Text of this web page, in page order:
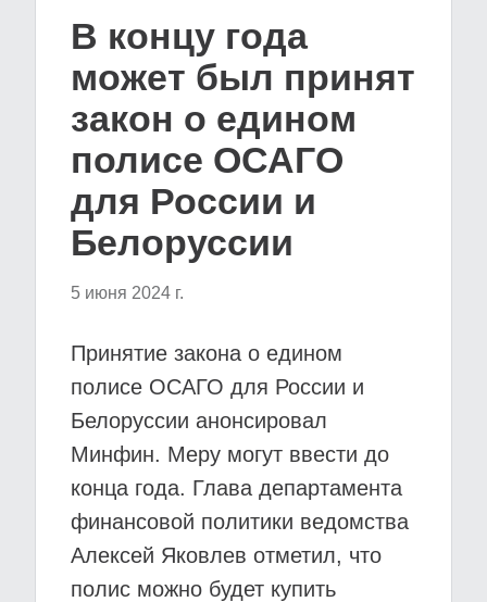
В концу года
может был принят
закон о едином
полисе ОСАГО
для России и
Белоруссии
5 июня 2024 г.
Принятие закона о едином
полисе ОСАГО для России и
Белоруссии анонсировал
Минфин. Меру могут ввести до
конца года. Глава департамента
финансовой политики ведомства
Алексей Яковлев отметил, что
полис можно будет купить